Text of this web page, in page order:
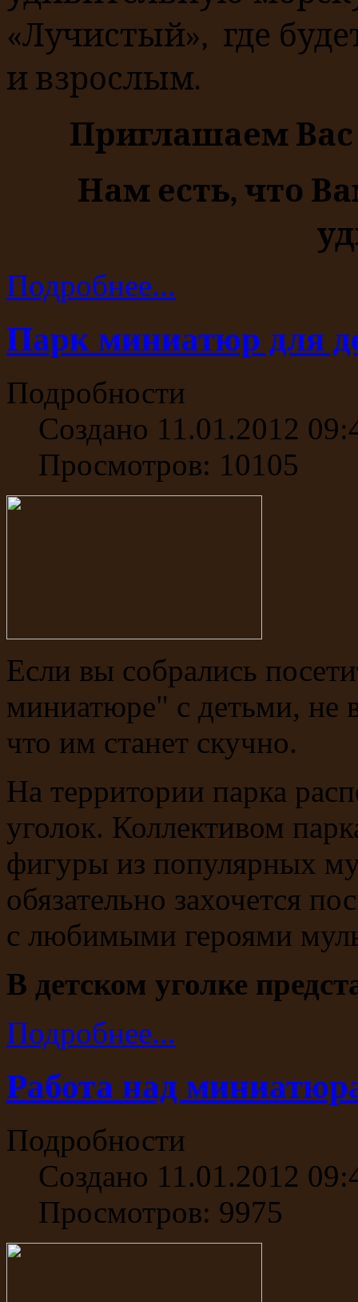
«Лучистый», где
и взрослым.
Приглашаем Вас
Нам есть, что
Подробнее...
Парк миниатюр для
Подробности
Создано 11.01.2012
Просмотров: 10105
Если вы собрались
миниатюре" с детьми, не
что им станет скучно.
На территории парка
уголок. Коллективом
фигуры из популярных
обязательно захочется
с любимыми героями
В детском уголке
Подробнее...
Работа над
Подробности
Создано 11.01.2012
Просмотров: 9975